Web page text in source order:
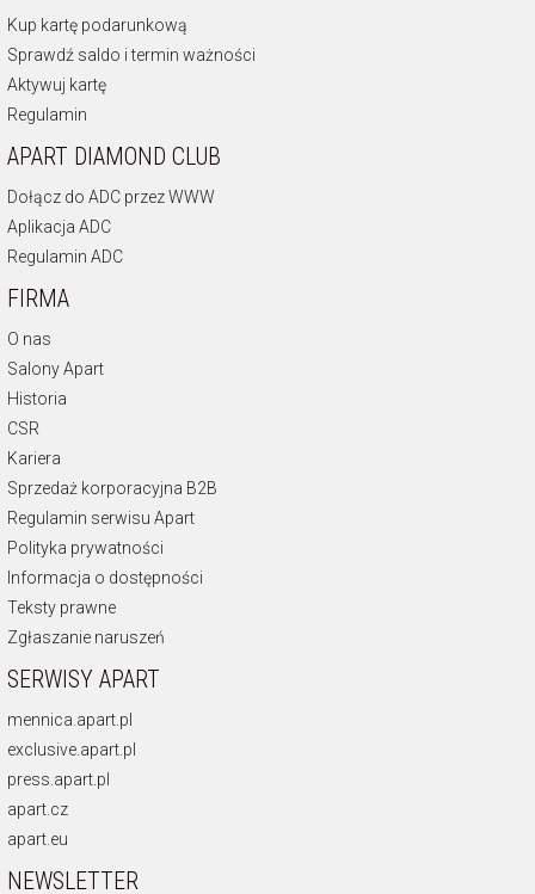
Kup kartę podarunkową
Sprawdź saldo i termin ważności
Aktywuj kartę
Regulamin
APART DIAMOND CLUB
Dołącz do ADC przez WWW
Aplikacja ADC
Regulamin ADC
FIRMA
O nas
Salony Apart
Historia
CSR
Kariera
Sprzedaż korporacyjna B2B
Regulamin serwisu Apart
Polityka prywatności
Informacja o dostępności
Teksty prawne
Zgłaszanie naruszeń
SERWISY APART
mennica.apart.pl
exclusive.apart.pl
press.apart.pl
apart.cz
apart.eu
NEWSLETTER